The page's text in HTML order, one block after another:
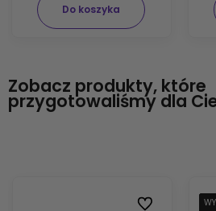
Do koszyka
Zobacz produkty, które
przygotowaliśmy dla
Do ulubionych